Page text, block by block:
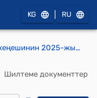
KG RU
Балыкчы шаардык кеңешинин 2025-жылдын 25-апрелиндеги №32 "Кыргыз Республикасынын Финансы министрлигине бюджеттик насыянын төлөнүп туруусуна кепилдик берүү жөнүндө" токтому
Шилтеме документтер